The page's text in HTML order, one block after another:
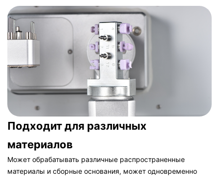
гарантирует отсутствие трещин, резка титановых колонн
очень точная, что экономит трудозатраты.
Подходит для различных
материалов
Может обрабатывать различные распространенные
материалы и сборные основания, может одновременно